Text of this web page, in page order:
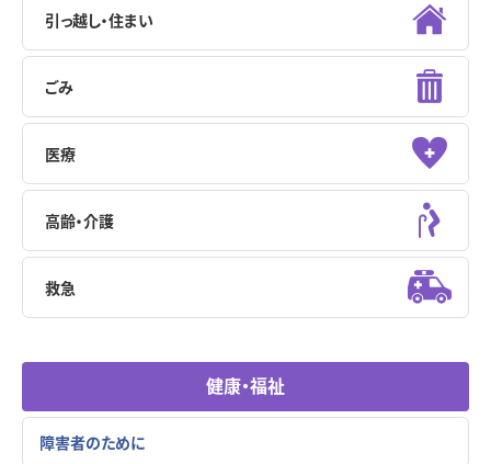
引っ越し・住まい
ごみ
医療
高齢・介護
救急
健康・福祉
障害者のために